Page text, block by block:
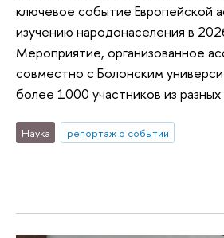
ключевое событие Европейской
изучению народонаселения в
Мероприятие, организованное
совместно с Болонским
более 1000 участников из
Наука репортаж о событии